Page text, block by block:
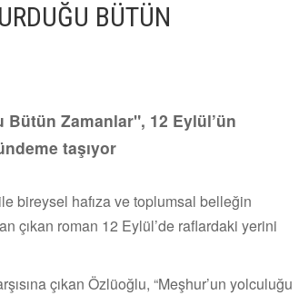
BÜTÜN
Zamanlar", 12 Eylül’ün
taşıyor
bireysel hafıza ve toplumsal belleğin
çıkan roman 12 Eylül’de raflardaki yerini
çıkan Özlüoğlu, “Meşhur’un yolculuğu